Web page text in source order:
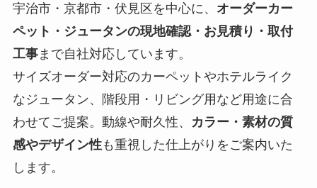
宇治市・京都市・伏見区を中心に、 オーダーカー
ペット・ジュータンの現地確認・お見積り・取付
工事まで自社対応しています。
サイズオーダー対応のカーペットやホテルライク
なジュータン、階段用・リビング用など用途に合
わせてご提案。動線や耐久性、
カラー・素材の質
感やデザイン性も重視した仕上がりをご案内いた
します。